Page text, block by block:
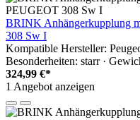
BRINK Anhängerkupplung
308 Sw I
Kompatible Hersteller:
Besonderheiten: starr ·
324,99 €*
1 Angebot anzeigen